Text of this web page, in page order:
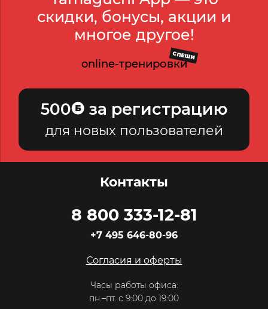
скидки, бонусы, акции и
многое другое!
online-тренировки
СПЕШИ
500 за регистрацию
для новых пользователей
Контакты
8 800 333-12-81
+7 495 646-80-96
Согласия и оферты
Часы работы офиса:
пн.–пт. с 9:00 до 19:00